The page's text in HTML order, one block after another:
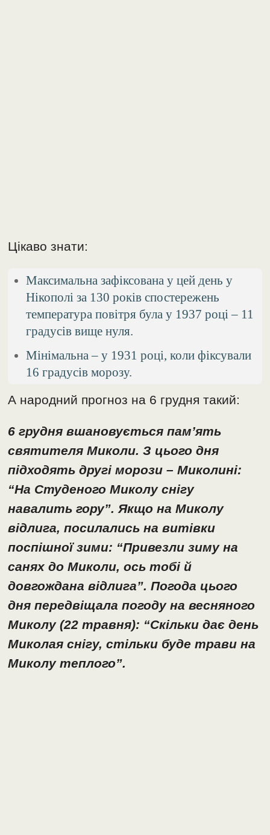
Цікаво знати:
Максимальна зафіксована у цей день у
Нікополі за 130 років спостережень
температура повітря була у 1937 році – 11
градусів вище нуля.
Мінімальна – у 1931 році, коли фіксували
16 градусів морозу.
А народний прогноз на 6 грудня такий:
6 грудня вшановується пам’ять
святителя Миколи. З цього дня
підходять другі морози – Миколині:
“На Студеного Миколу снігу
навалить гору”. Якщо на Миколу
відлига, посилались на витівки
поспішної зими: “Привезли зиму на
санях до Миколи, ось тобі й
довгождана відлига”. Погода цього
дня передвіщала погоду на весняного
Миколу (22 травня): “Скільки дає день
Миколая снігу, стільки буде трави на
Миколу теплого”.